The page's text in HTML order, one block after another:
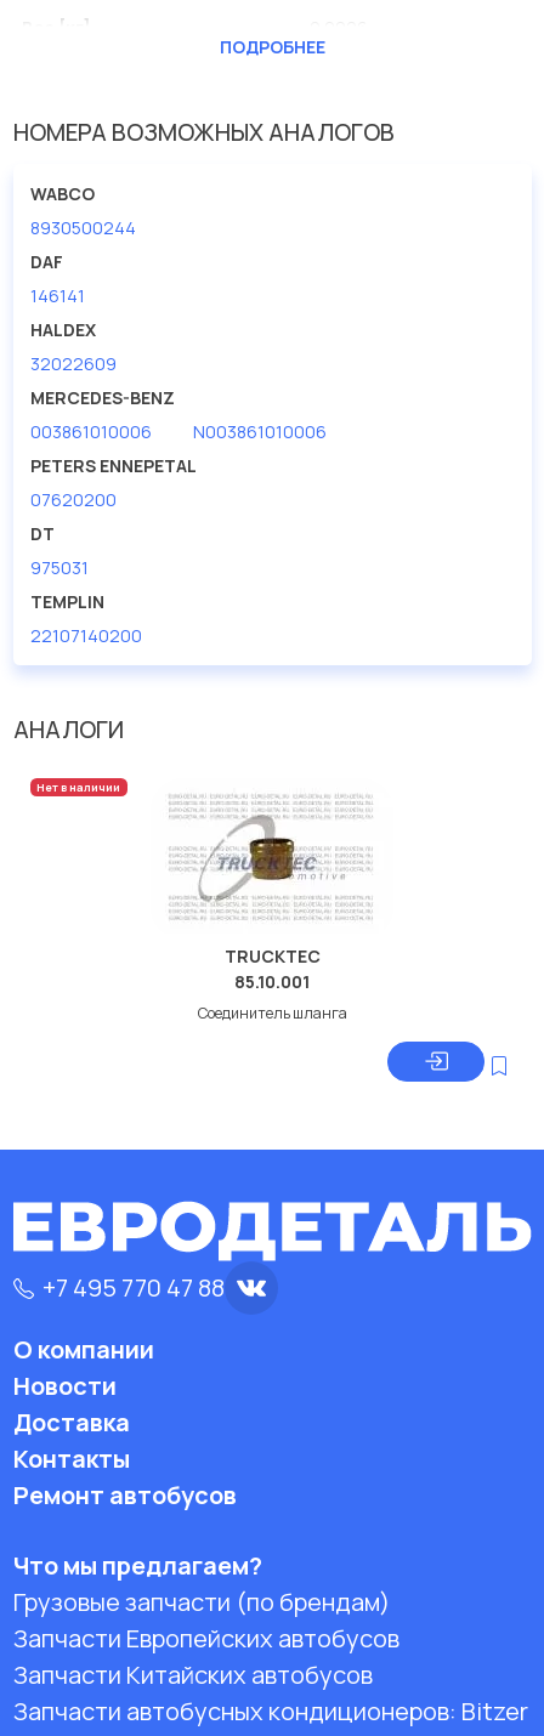
Вес [кг]
ПОДРОБНЕЕ
НОМЕРА ВОЗМОЖНЫХ АНАЛОГОВ
WABCO
8930500244
DAF
146141
HALDEX
32022609
MERCEDES-BENZ
003861010006
N003861010006
PETERS ENNEPETAL
07620200
DT
975031
TEMPLIN
22107140200
АНАЛОГИ
Нет в наличии
TRUCKTEC
85.10.001
Соединитель шланга
+7 495 770 47 88
О компании
Новости
Доставка
Контакты
Ремонт автобусов
Что мы предлагаем?
Грузовые запчасти (по брендам)
Запчасти Европейских автобусов
Запчасти Китайских автобусов
Запчасти автобусных кондиционеров: Bitzer